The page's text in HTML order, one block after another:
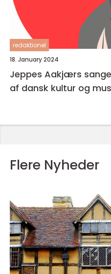
redaktionel
18. January 2024
Jeppes Aakjærs
af dansk kultur og
Flere Nyheder